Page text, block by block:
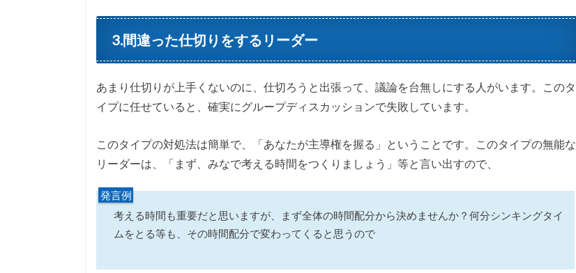
3.間違った仕切りをするリーダー
あまり仕切りが上手くないのに、仕切ろうと出張って、議論を台無しにする人がいます。このタ
イプに任せていると、確実にグループディスカッションで失敗しています。
このタイプの対処法は簡単で、「あなたが主導権を握る」ということです。このタイプの無能な
リーダーは、「まず、みなで考える時間をつくりましょう」等と言い出すので、
発言例
考える時間も重要だと思いますが、まず全体の時間配分から決めませんか？何分シンキングタイ
ムをとる等も、その時間配分で変わってくると思うので